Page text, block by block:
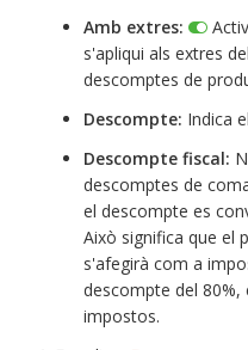
Amb extres:
s'apliqui als extres
descomptes de
Descompte: Indica
Descompte fiscal:
descomptes de
el descompte es
Això significa que el
s'afegirà com a
descompte del
impostos.